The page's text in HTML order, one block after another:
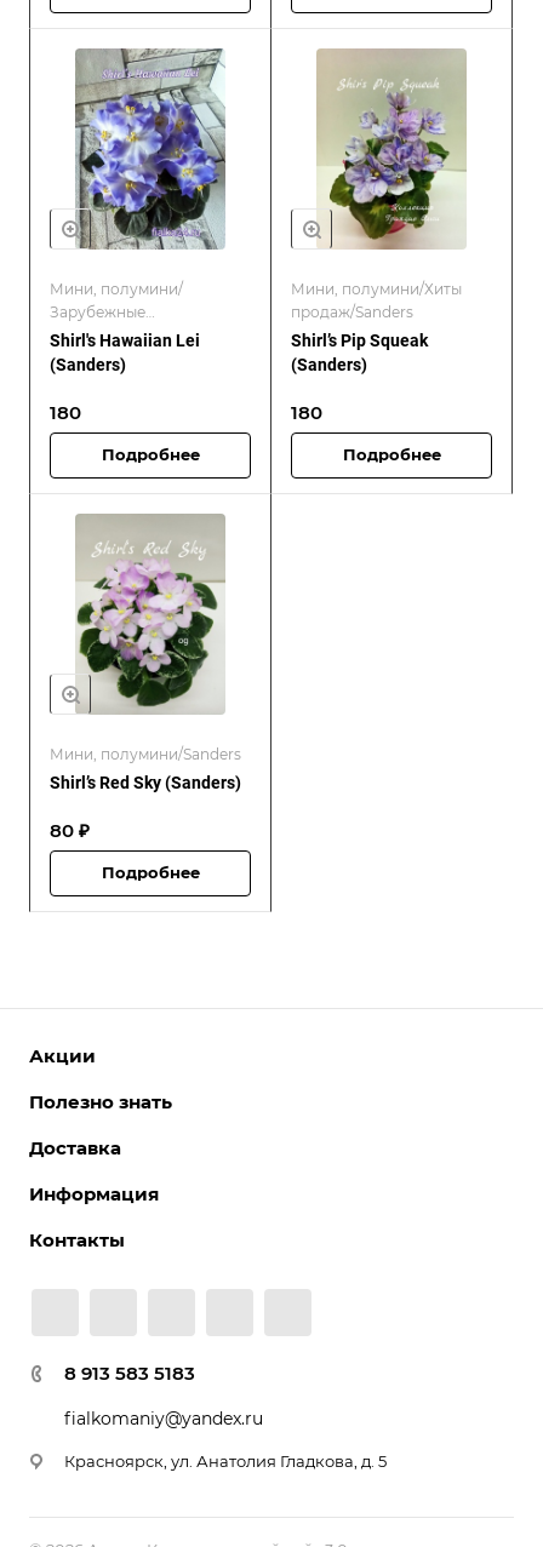
Мини, полумини/
Зарубежные
селекционеры/Хиты
продаж/Sanders
Shirl's Hawaiian Lei
(Sanders)
180
Подробнее
Мини, полумини/Хиты
продаж/Sanders
Shirl’s Pip Squeak
(Sanders)
180
Подробнее
Мини, полумини/Sanders
Shirl’s Red Sky (Sanders)
80 ₽
Подробнее
Акции
Полезно знать
Доставка
Информация
Контакты
8 913 583 5183
fialkomaniy@yandex.ru
Красноярск, ул. Анатолия Гладкова, д. 5